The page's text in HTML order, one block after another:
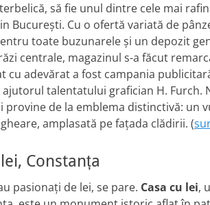
să fie unul dintre cele mai
București. Cu o ofertă variată de
toate buzunarele și un depozit
centrale, magazinul s-a făcut
cu adevărat a fost campania
ajutorul talentatului grafician H. Furch.
provine de la emblema distinctivă: un
amplasată pe fațada clădirii. (
Constanța
pasionați de lei, se pare. Casa cu lei,